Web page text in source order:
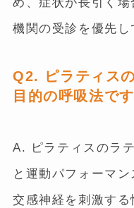
機関の受診を優先し
Q2. ピラティス
目的の呼吸法で
A. ピラティスのラ
と運動パフォーマ
交感神経を刺激す